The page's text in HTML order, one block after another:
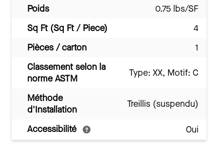
Poids
0.75 lbs/SF
Sq Ft (Sq Ft / Piece)
4
Pièces / carton
1
Classement selon la
norme ASTM
Type: XX, Motif: C
Méthode
d'Installation
Treillis (suspendu)
Accessibilité Oui